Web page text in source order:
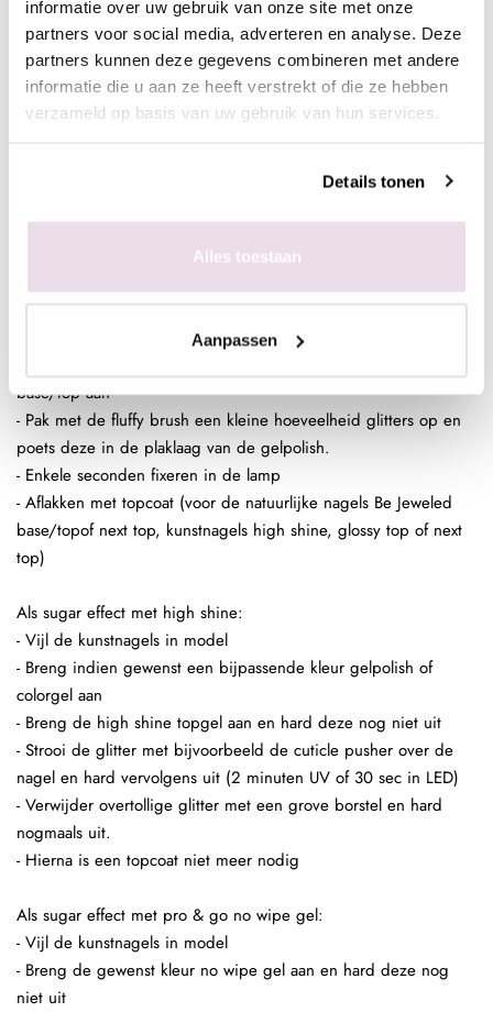
informatie over uw gebruik van onze site met onze
partners voor social media, adverteren en analyse. Deze
partners kunnen deze gegevens combineren met andere
informatie die u aan ze heeft verstrekt of die ze hebben
verzameld op basis van uw gebruik van hun services.
Details tonen
Alles toestaan
Aanpassen
base/topof next top, kunstnagels high shine, glossy top of next
top)
In de plaklaag van de clear gelpolish (voor een optimaal
- Bereid de natuurlijke nagel voor door de glans te verwijderen,
- Breng de rubber base, superbond base gel, of Be Jeweled
poets deze in de plaklaag van de gelpolish.
- Enkele seconden fixeren in de lamp
base/top aan
- Pak met de fluffy brush een kleine hoeveelheid glitters op en
poets deze in de plaklaag van de gelpolish.
- Enkele seconden fixeren in de lamp
- Aflakken met topcoat (voor de natuurlijke nagels Be Jeweled
base/topof next top, kunstnagels high shine, glossy top of next
top)
Als sugar effect met high shine:
- Vijl de kunstnagels in model
- Breng indien gewenst een bijpassende kleur gelpolish of
colorgel aan
- Breng de high shine topgel aan en hard deze nog niet uit
- Strooi de glitter met bijvoorbeeld de cuticle pusher over de
nagel en hard vervolgens uit (2 minuten UV of 30 sec in LED)
- Verwijder overtollige glitter met een grove borstel en hard
nogmaals uit.
- Hierna is een topcoat niet meer nodig
Als sugar effect met pro & go no wipe gel:
- Vijl de kunstnagels in model
- Breng de gewenst kleur no wipe gel aan en hard deze nog
niet uit